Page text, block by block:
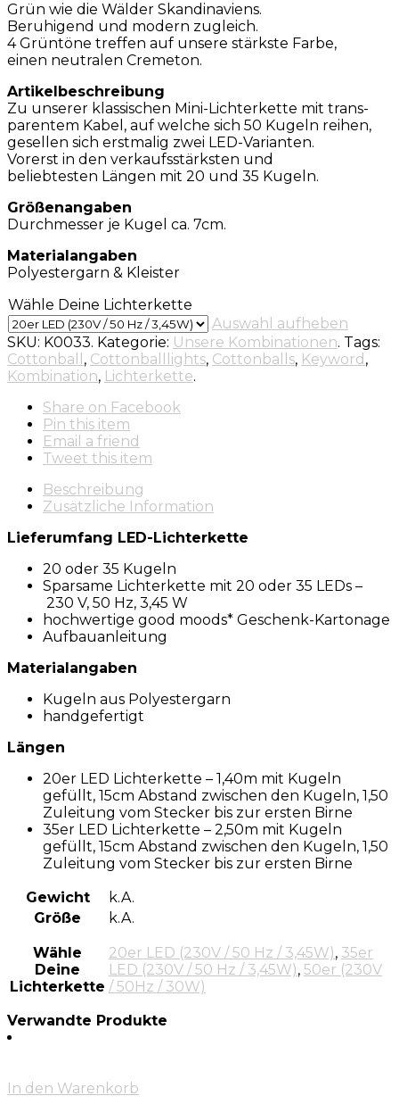
Grün wie die Wälder Skandinaviens.
Beruhigend und modern zugleich.
4 Grüntöne treffen auf unsere stärkste Farbe,
einen neutralen Cremeton.
Artikelbeschreibung
Zu unserer klassischen Mini-Lichterkette mit trans-
parentem Kabel, auf welche sich 50 Kugeln reihen,
gesellen sich erstmalig zwei LED-Varianten.
Vorerst in den verkaufsstärksten und
beliebtesten Längen mit 20 und 35 Kugeln.
Größenangaben
Durchmesser je Kugel ca. 7cm.
Materialangaben
Polyestergarn & Kleister
Wähle Deine Lichterkette
Auswahl aufheben
SKU: K0033. Kategorie: Unsere Kombinationen. Tags:
Cottonball , Cottonballlights, Cottonballs, Keyword ,
Kombination, Lichterkette.
Share on Facebook
Pin this item
Email a friend
Tweet this item
Beschreibung
Zusätzliche Information
Lieferumfang LED-Lichterkette
20 oder 35 Kugeln
Sparsame Lichterkette mit 20 oder 35 LEDs –
230 V, 50 Hz, 3,45 W
hochwertige good moods* Geschenk-Kartonage
Aufbauanleitung
Materialangaben
Kugeln aus Polyestergarn
handgefertigt
Längen
20er LED Lichterkette – 1,40m mit Kugeln
gefüllt, 15cm Abstand zwischen den Kugeln, 1,50
Zuleitung vom Stecker bis zur ersten Birne
35er LED Lichterkette – 2,50m mit Kugeln
gefüllt, 15cm Abstand zwischen den Kugeln, 1,50
Zuleitung vom Stecker bis zur ersten Birne
Gewicht
k.A.
Größe
k.A.
Wähle
Deine
Lichterkette
20er LED (230V / 50 Hz / 3,45W), 35er
LED (230V / 50 Hz / 3,45W), 50er (230V
/ 50Hz / 30W)
Verwandte Produkte
In den Warenkorb